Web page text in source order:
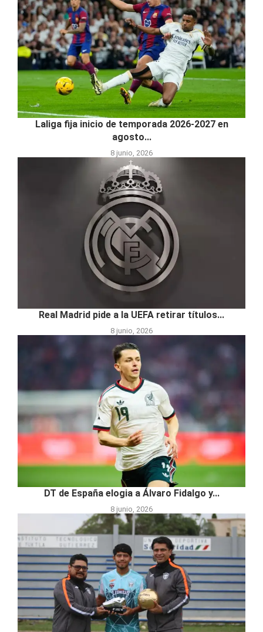
Laliga fija inicio de temporada 2026-2027 en
agosto...
8 junio, 2026
Real Madrid pide a la UEFA retirar títulos...
8 junio, 2026
DT de España elogia a Álvaro Fidalgo y...
8 junio, 2026